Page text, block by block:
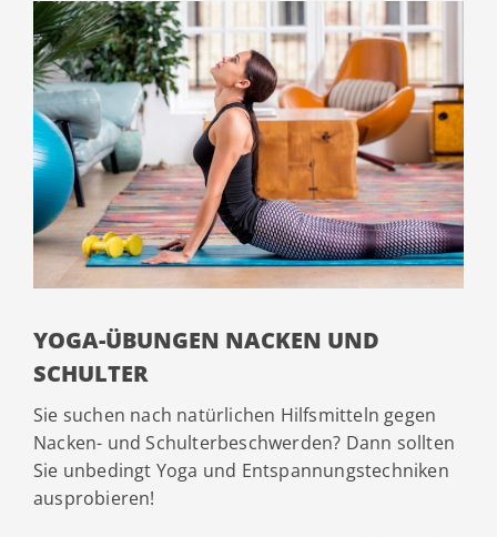
YOGA-ÜBUNGEN NACKEN UND
SCHULTER
Sie suchen nach natürlichen Hilfsmitteln gegen
Nacken- und Schulterbeschwerden? Dann sollten
Sie unbedingt Yoga und Entspannungstechniken
ausprobieren!